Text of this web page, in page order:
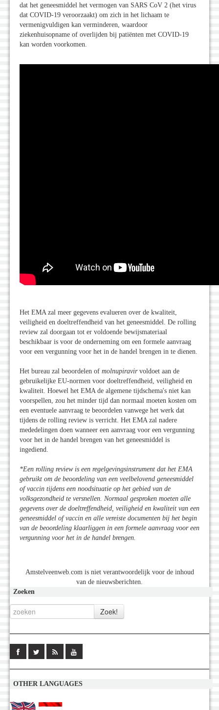
dat het geneesmiddel het vermogen van SARS CoV 2 (het virus
dat COVID-19 veroorzaakt) om zich in het lichaam te
vermenigvuldigen kan verminderen, waardoor
ziekenhuisopname of overlijden bij patiënten met COVID-19
kan worden voorkomen.
Het EMA zal meer gegevens evalueren over de kwaliteit,
veiligheid en doeltreffendheid van het geneesmiddel. De rolling
review zal doorgaan tot er voldoende bewijsmateriaal
beschikbaar is voor de onderneming om een formele aanvraag
voor een vergunning voor het in de handel brengen in te dienen.
Het bureau zal beoordelen of molnupiravirvoldoet aan de
gebruikelijke EU-normen voor doeltreffendheid, veiligheid en
kwaliteit. Hoewel het EMA de algemene tijdschema's niet kan
voorspellen, zou het minder tijd dan normaal moeten kosten om
een eventuele aanvraag te beoordelen vanwege het werk dat
tijdens de rolling review is verricht. Het EMA zal nadere
mededelingen doen wanneer een aanvraag voor een vergunning
voor het in de handel brengen van het geneesmiddel is
ingediend.
*Een rolling review is een regelgevingsinstrument dat het EMA
gebruikt om de beoordeling van een veelbelovend geneesmiddel
of vaccin tijdens een noodsituatie op het gebied van de
volksgezondheid te versnellen. Normaal gesproken moeten alle
gegevens over de doeltreffendheid, veiligheid en kwaliteit van een
geneesmiddel of vaccin en alle vereiste documenten bij het begin
van de beoordeling klaarliggen in een formele aanvraag voor een
vergunning voor het in de handel brengen.
Amstelveenweb.com is niet verantwoordelijk voor de inhoud
van de nieuwsberichten.
Zoeken
OTHER LANGUAGES